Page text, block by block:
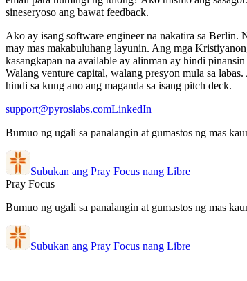
sineseryoso ang bawat feedback.
Ako ay isang software engineer na nakatira sa Berlin.
may mas makabuluhang layunin. Ang mga
kasangkapan na available ay alinman ay hindi
Walang venture capital, walang presyon mula sa
hindi sa kung ano ang maganda sa isang pitch deck.
support@pyroslabs.comLinkedIn
Bumuo ng ugali sa panalangin at gumastos ng mas
Subukan ang Pray Focus nang Libre
Pray Focus
Bumuo ng ugali sa panalangin at gumastos ng mas
Subukan ang Pray Focus nang Libre